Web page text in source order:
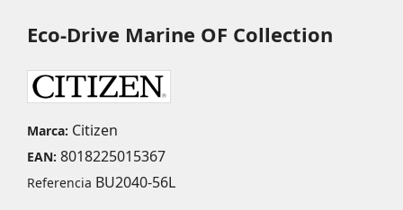
Eco-Drive Marine OF Collection
Marca: Citizen
EAN: 8018225015367
Referencia BU2040-56L